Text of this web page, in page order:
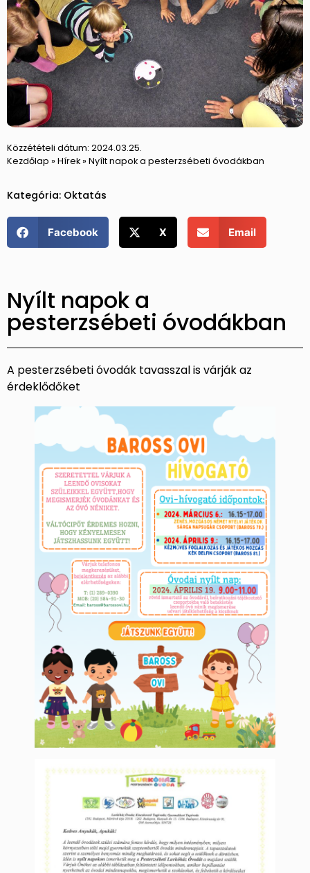
Közzétételi dátum: 2024.03.25.
Kezdőlap » Hírek» Nyílt napok a pesterzsébeti óvodákban
Kategória: Oktatás
Facebook X Email
Nyílt napok a
pesterzsébeti óvodákban
A pesterzsébeti óvodák tavasszal is várják az
érdeklődőket